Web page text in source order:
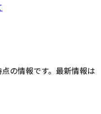
点の情報です。最新情報は